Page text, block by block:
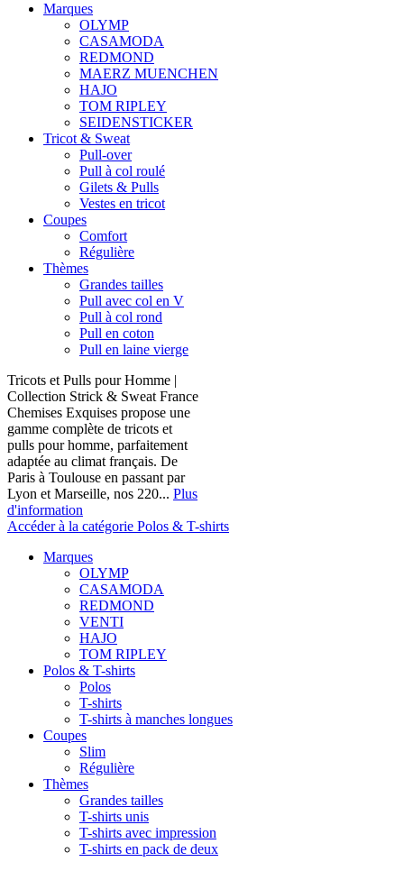
Marques
OLYMP
CASAMODA
REDMOND
MAERZ MUENCHEN
HAJO
TOM RIPLEY
SEIDENSTICKER
Tricot & Sweat
Pull-over
Pull à col roulé
Gilets & Pulls
Vestes en tricot
Coupes
Comfort
Régulière
Thèmes
Grandes tailles
Pull avec col en V
Pull à col rond
Pull en coton
Pull en laine vierge
Tricots et Pulls pour Homme |
Collection Strick & Sweat France
Chemises Exquises propose une
gamme complète de tricots et
pulls pour homme, parfaitement
adaptée au climat français. De
Paris à Toulouse en passant par
Lyon et Marseille, nos 220... Plus
d'information
Accéder à la catégorie Polos & T-shirts
Marques
OLYMP
CASAMODA
REDMOND
VENTI
HAJO
TOM RIPLEY
Polos & T-shirts
Polos
T-shirts
T-shirts à manches longues
Coupes
Slim
Régulière
Thèmes
Grandes tailles
T-shirts unis
T-shirts avec impression
T-shirts en pack de deux